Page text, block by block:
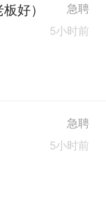
好） 急聘
5小时前
急聘
5小时前